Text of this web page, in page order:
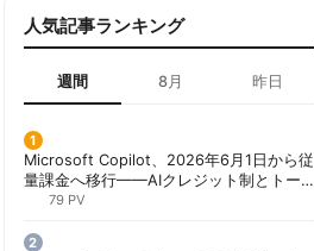
人気記事ランキング
週間 8月 昨日
Microsoft Copilot、2026年6月1日から従
量課金へ移行——AIクレジット制とトーク
ンコストで「メーターショック」を回避
79 PV